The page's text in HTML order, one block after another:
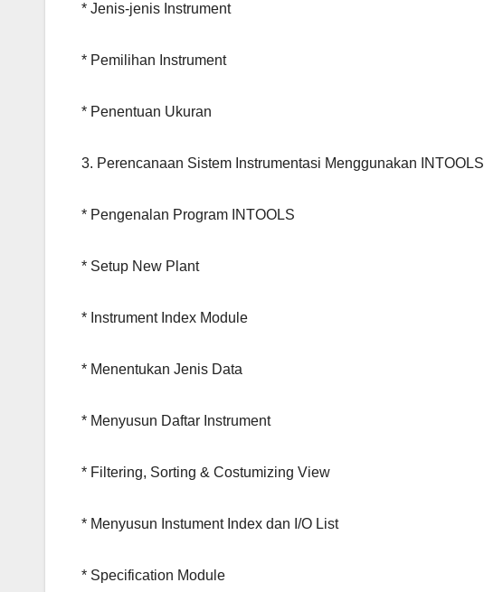
* Jenis-jenis Instrument
* Pemilihan Instrument
* Penentuan Ukuran
3. Perencanaan Sistem Instrumentasi Menggunakan INTOOLS
* Pengenalan Program INTOOLS
* Setup New Plant
* Instrument Index Module
* Menentukan Jenis Data
* Menyusun Daftar Instrument
* Filtering, Sorting & Costumizing View
* Menyusun Instument Index dan I/O List
* Specification Module